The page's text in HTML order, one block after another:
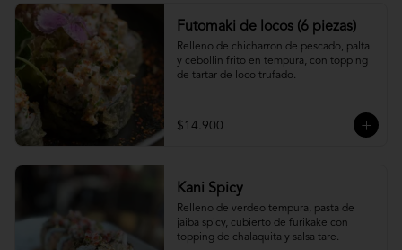
Futomaki de locos (6 piezas)
Relleno de chicharron de pescado, palta
y cebollin frito en tempura, con topping
de tartar de loco trufado.
$14.900
Kani Spicy
Relleno de verdeo tempura, pasta de
jaiba spicy, cubierto de furikake con
topping de chalaquita y salsa tare.